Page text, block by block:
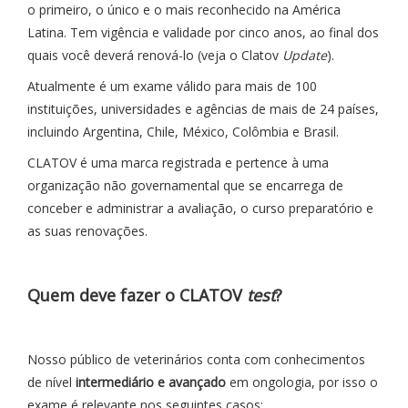
o primeiro, o único e o mais reconhecido na América
Latina. Tem vigência e validade por cinco anos, ao final dos
quais você deverá renová-lo (veja o Clatov Update).
Atualmente é um exame válido para mais de 100
instituições, universidades e agências de mais de 24 países,
incluindo Argentina, Chile, México, Colômbia e Brasil.
CLATOV é uma marca registrada e pertence à uma
organização não governamental que se encarrega de
conceber e administrar a avaliação, o curso preparatório e
as suas renovações.
Quem deve fazer o CLATOV test?
Nosso público de veterinários conta com conhecimentos
de nível intermediário e avançado em ongologia, por isso o